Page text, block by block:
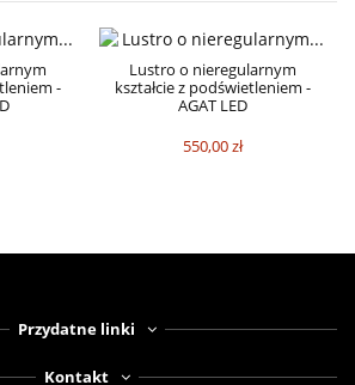
-
Lustro o nieregularnym
kształcie z podświetleniem -
AGAT LED
550,00 zł
Przydatne linki
Kontakt